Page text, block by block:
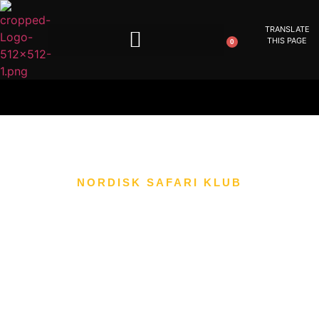
0
TRANSLATE
THIS PAGE
NORDISK SAFARI KLUB